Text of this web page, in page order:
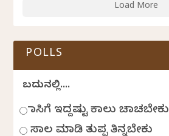
Load More
POLLS
ಬದುಕಿನಲ್ಲಿ....
ಹಾಸಿಗೆ ಇದ್ದಷ್ಟು ಕಾಲು ಚಾಚಬೇಕು
ಸಾಲ ಮಾಡಿ ತುಪ್ಪ ತಿನ್ನಬೇಕು